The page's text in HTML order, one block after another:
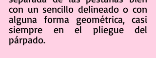
con un sencillo delineado o con
alguna forma geométrica, casi
siempre en el pliegue del
párpado.